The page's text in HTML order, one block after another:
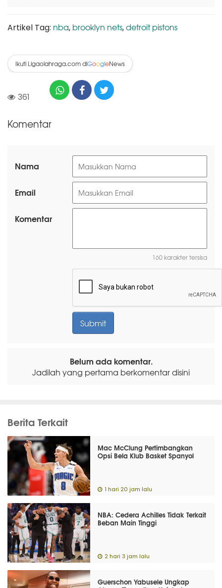
Artikel Tag: nba, brooklyn nets,detroit pistons
Ikuti Ligaolahraga.com diGoogleNews
361
Komentar
Nama
Email
Komentar
160 karakter tersisa
Belum ada komentar.
Jadilah yang pertama berkomentar disini
Berita Terkait
Mac McClung Pertimbangkan
Opsi Bela Klub Basket Spanyol
1 hari 20 jam lalu
NBA: Cedera Achilles Tidak Terkait
Beban Main Tinggi
2 hari 3 jam lalu
Guerschon Yabusele Ungkap